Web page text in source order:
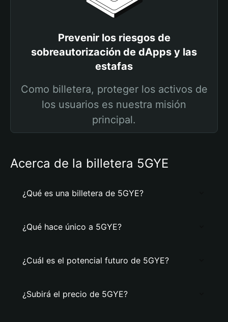
Prevenir los riesgos de
sobreautorización de dApps y las
estafas
Como billetera, proteger los activos de
los usuarios es nuestra misión
principal.
Acerca de la billetera 5GYE
¿Qué es una billetera de 5GYE?
¿Qué hace único a 5GYE?
¿Cuál es el potencial futuro de 5GYE?
¿Subirá el precio de 5GYE?